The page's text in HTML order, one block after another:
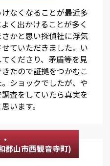
なくなることが最近多
く出かけることが多く
かと思い探偵社に浮気
ていただきました。い
くださり、矛盾等を見
たので証拠をつかむこ
ショックでしたが、や
査をしていたら真実を
います。
郡山市西観音寺町)